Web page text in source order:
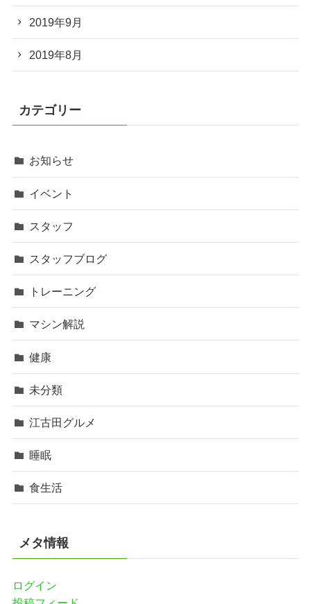
2019年9月
2019年8月
カテゴリー
お知らせ
イベント
スタッフ
スタッフブログ
トレーニング
マシン解説
健康
未分類
江古田グルメ
睡眠
食生活
メタ情報
ログイン